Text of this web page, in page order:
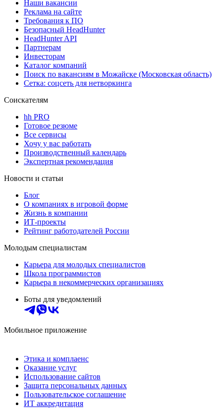
Наши вакансии
Реклама на сайте
Требования к ПО
Безопасный HeadHunter
HeadHunter API
Партнерам
Инвесторам
Каталог компаний
Поиск по вакансиям в Можайске (Московская область)
Сетка: соцсеть для нетворкинга
Соискателям
hh PRO
Готовое резюме
Все сервисы
Хочу у вас работать
Производственный календарь
Экспертная рекомендация
Новости и статьи
Блог
О компаниях в игровой форме
Жизнь в компании
ИТ-проекты
Рейтинг работодателей России
Молодым специалистам
Карьера для молодых специалистов
Школа программистов
Карьера в некоммерческих организациях
Боты для уведомлений
Мобильное приложение
Этика и комплаенс
Оказание услуг
Использование сайтов
Защита персональных данных
Пользовательское соглашение
ИТ аккредитация